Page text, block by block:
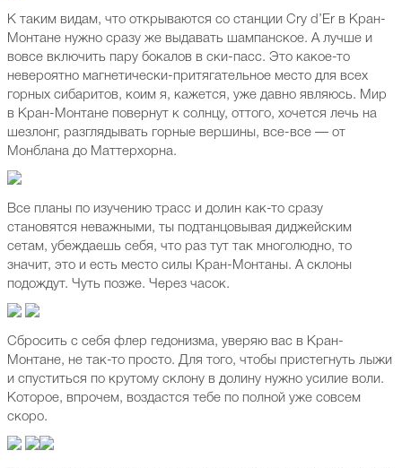
К таким видам, что открываются со станции Cry d’Er в Кран-
Монтане нужно сразу же выдавать шампанское. А лучше и
вовсе включить пару бокалов в ски-пасс. Это какое-то
невероятно магнетически-притягательное место для всех
горных сибаритов, коим я, кажется, уже давно являюсь. Мир
в Кран-Монтане повернут к солнцу, оттого, хочется лечь на
шезлонг, разглядывать горные вершины, все-все — от
Монблана до Маттерхорна.
Все планы по изучению трасс и долин как-то сразу
становятся неважными, ты подтанцовывая диджейским
сетам, убеждаешь себя, что раз тут так многолюдно, то
значит, это и есть место силы Кран-Монтаны. А склоны
подождут. Чуть позже. Через часок.
Сбросить с себя флер гедонизма, уверяю вас в Кран-
Монтане, не так-то просто. Для того, чтобы пристегнуть лыжи
и спуститься по крутому склону в долину нужно усилие воли.
Которое, впрочем, воздастся тебе по полной уже совсем
скоро.